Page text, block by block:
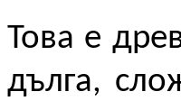
Това е
дълга,